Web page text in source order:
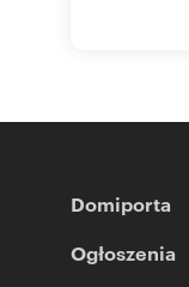
Domiporta
Ogłoszenia